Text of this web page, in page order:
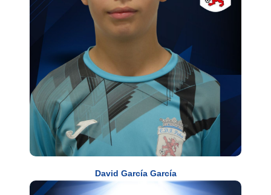
David García García